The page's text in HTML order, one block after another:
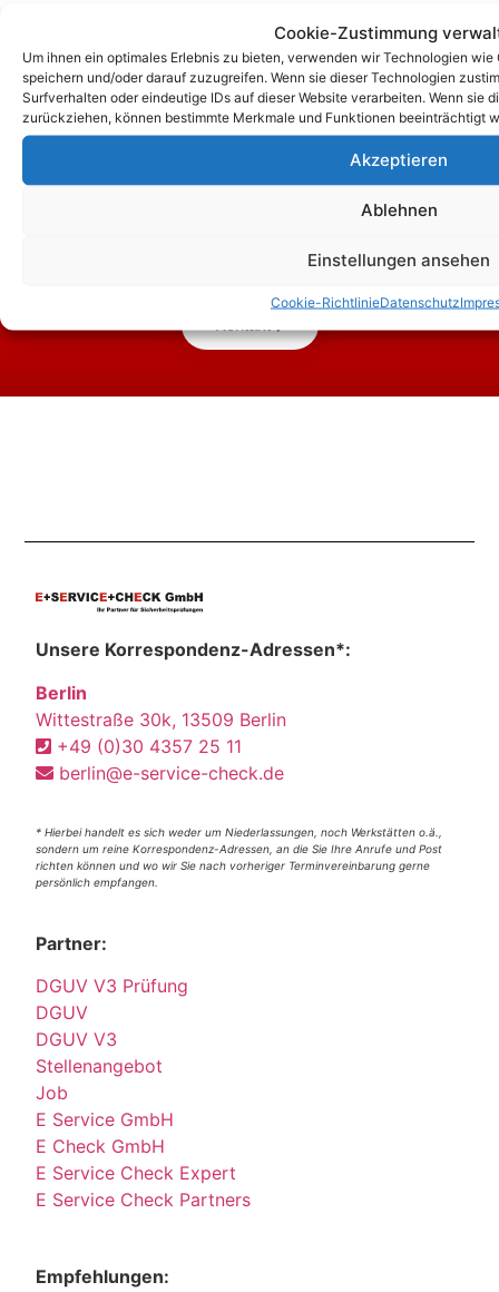
Cookie-Zustimmung
Um ihnen ein optimales Erlebnis zu bieten, verwenden wir Technologien
speichern und/oder darauf zuzugreifen. Wenn sie dieser Technologien
Surfverhalten oder eindeutige IDs auf dieser Website verarbeiten. Wenn sie
zurückziehen, können bestimmte Merkmale und Funktionen beeinträchtigt
Akzeptieren
Ablehnen
Einstellungen ansehen
Cookie-RichtlinieDatenschutz
Unsere Korrespondenz-Adressen*:
Berlin
Wittestraße 30k, 13509 Berlin
+49 (0)30 4357 25 11
berlin@e-service-check.de
* Hierbei handelt es sich weder um Niederlassungen, noch Werkstätten o.ä.,
sondern um reine Korrespondenz-Adressen, an die Sie Ihre Anrufe und Post
richten können und wo wir Sie nach vorheriger Terminvereinbarung gerne
persönlich empfangen.
Partner:
DGUV V3 Prüfung
DGUV
DGUV V3
Stellenangebot
Job
E Service GmbH
E Check GmbH
E Service Check Expert
E Service Check Partners
Empfehlungen: